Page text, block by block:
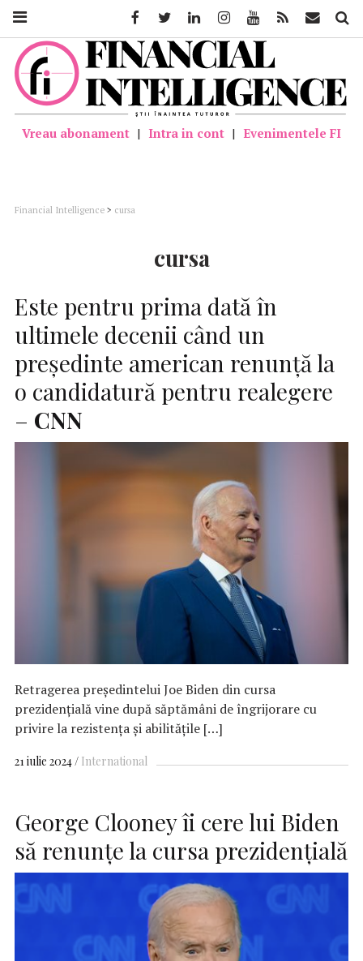
Vreau abonament | Intra in cont | Evenimentele FI
Financial Intelligence > cursa
cursa
Este pentru prima dată în
ultimele decenii când un
președinte american renunță la
o candidatură pentru realegere
– CNN
Retragerea președintelui Joe Biden din cursa
prezidențială vine după săptămâni de îngrijorare cu
privire la rezistența și abilitățile […]
21 iulie 2024 International
George Clooney îi cere lui Biden
să renunțe la cursa prezidenţială
FacebookTwitter LinkedinInstagramYoutube Feed Mail